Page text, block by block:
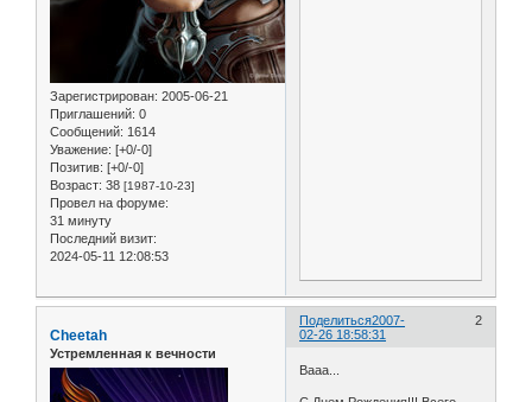
Зарегистрирован: 2005-06-21
Приглашений: 0
Сообщений: 1614
Уважение: [+0/-0]
Позитив: [+0/-0]
Возраст: 38 [1987-10-23]
Провел на форуме:
31 минуту
Последний визит:
2024-05-11 12:08:53
Поделиться 2
2007-
02-26 18:58:31
Cheetah
Устремленная к вечности
Вааа...